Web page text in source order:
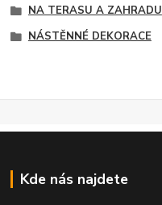
NA TERASU A ZAHRADU
NÁSTĚNNÉ DEKORACE
Kde nás najdete